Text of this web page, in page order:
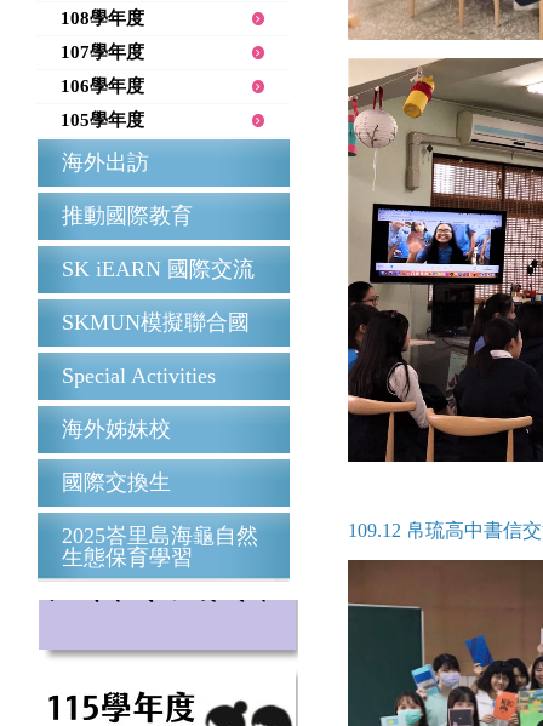
108學年度
107學年度
106學年度
105學年度
海外出訪
推動國際教育
SK iEARN 國際交流
SKMUN模擬聯合國
Special Activities
海外姊妹校
國際交換生
2025峇里島海龜自然
生態保育學習
109.12 帛琉高中書信